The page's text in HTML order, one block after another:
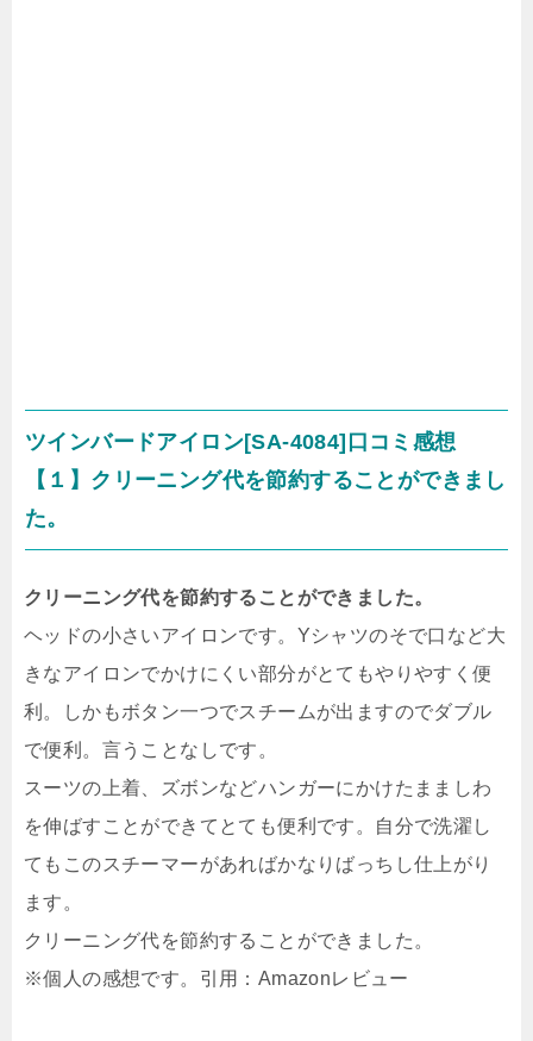
ツインバードアイロン[SA-4084]口コミ感想
【１】クリーニング代を節約することができまし
た。
クリーニング代を節約することができました。
ヘッドの小さいアイロンです。Yシャツのそで口など大
きなアイロンでかけにくい部分がとてもやりやすく便
利。しかもボタン一つでスチームが出ますのでダブル
で便利。言うことなしです。
スーツの上着、ズボンなどハンガーにかけたまましわ
を伸ばすことができてとても便利です。自分で洗濯し
てもこのスチーマーがあればかなりばっちし仕上がり
ます。
クリーニング代を節約することができました。
※個人の感想です。引用：Amazonレビュー